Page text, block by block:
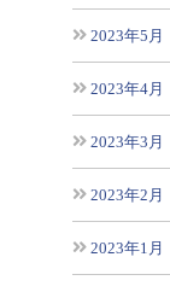
2023年5月
2023年4月
2023年3月
2023年2月
2023年1月